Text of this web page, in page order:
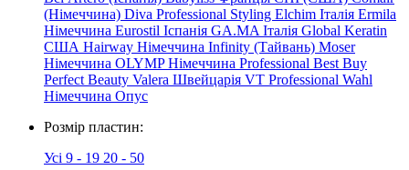
(Німеччина) Diva Professional Styling Elchim Італія Ermila
Німеччина Eurostil Іспанія GA.MA Італія Global Keratin
США Hairway Німеччина Infinity (Тайвань) Moser
Німеччина OLYMPНімеччина Professional Best Buy
Perfect Beauty Valera Швейцарія VT Professional Wahl
Німеччина Опус
Розмір пластин:
Усі 9 - 19 20 - 50